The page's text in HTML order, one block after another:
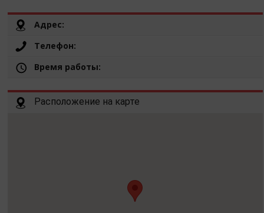
Адрес:
Телефон:
Время работы:
Расположение на карте